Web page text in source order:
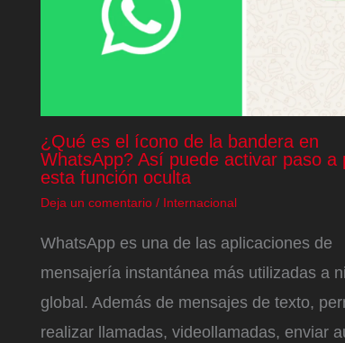
¿Qué es el ícono de la bandera en
WhatsApp? Así puede activar paso a
esta función oculta
Deja un comentario / Internacional
WhatsApp es una de las aplicaciones de
mensajería instantánea más utilizadas a
global. Además de mensajes de texto,
realizar llamadas, videollamadas, enviar